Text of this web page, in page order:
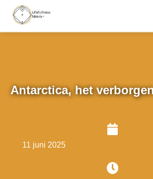
Antarctica, het
11 juni 2025